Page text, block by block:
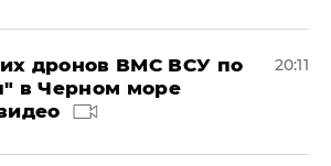
дронов ВМС ВСУ по
в Черном море
20:11